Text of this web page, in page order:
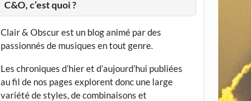
C&O, c’est quoi ?
Clair & Obscur est un blog animé par des
passionnés de musiques en tout genre.
Les chroniques d’hier et d’aujourd’hui publiées
au fil de nos pages explorent donc une large
variété de styles, de combinaisons et